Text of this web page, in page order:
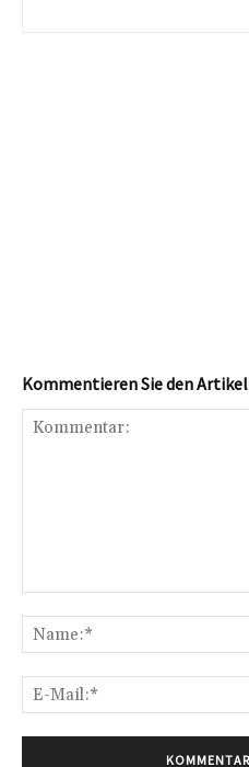
Kommentieren Sie den Artikel